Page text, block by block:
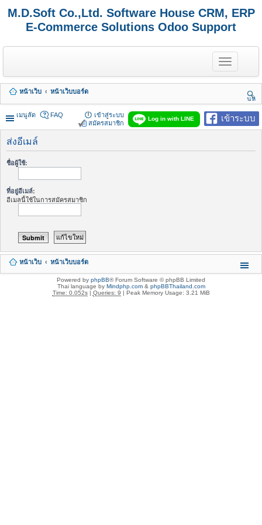
M.D.Soft Co.,Ltd. Software House CRM, ERP
E-Commerce Solutions Odoo Support
T
o
g
e
n
a
v
g
หน้าเว็บ
หน้าเว็บบอร์ด
นห
า
เมนูลัด
เข้าระบบ
Log in with LINE
FAQ
เข้าสู่ระบบ
สมัครสมาชิก
ส่งอีเมล์
ชื่อผู้ใช้:
ที่อยู่อีเมล์:
อีเมลนี้ใช้ในการสมัครสมาชิก
หน้าเว็บ หน้าเว็บบอร์ด
Powered by phpBB® Forum Software © phpBB Limited
Thai language by Mindphp.com& phpBBThailand.com
Time: 0.052s| Queries: 9 | Peak Memory Usage: 3.21 MiB